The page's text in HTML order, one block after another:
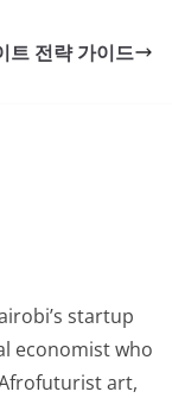
트 전략 가이드
startup
economist who
art,